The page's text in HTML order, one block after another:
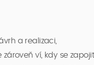
a realizaci,
ví, kdy se zapojit